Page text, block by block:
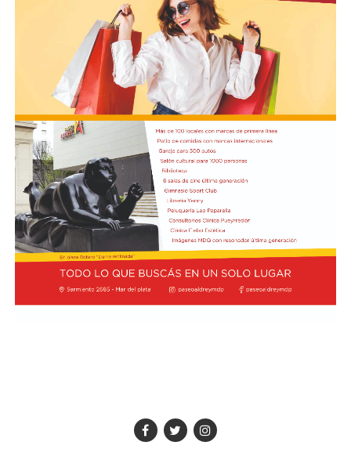
la considera estable y solo un 6,3% que registra mejoría.
El 87,3% de los comerciantes considera que el contexto
actual no es propicio para invertir, la proporción más
alta relevada en lo que va del año.
En cuanto a las utilidades, solo el 15,9% las califica
como buenas, mientras que el 28,6% las califica como
malas y el 6,3% como pésimas.
Comparado con junio, el mes registró una variación
positiva del 1,2%, una lectura de corto plazo influida
por la estacionalidad del receso invernal que no
modifica el diagnóstico de fondo. UCIP monitorea
mensualmente la actividad del comercio minorista
marplatense a través del DESE y pone estos resultados a
disposición de los actores públicos y privados con un